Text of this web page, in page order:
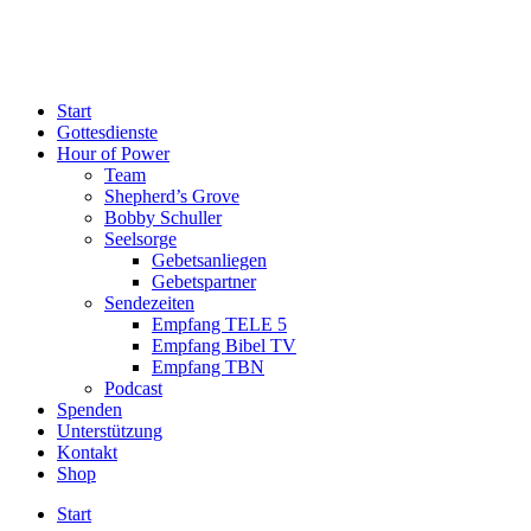
Start
Gottesdienste
Hour of Power
Team
Shepherd’s Grove
Bobby Schuller
Seelsorge
Gebetsanliegen
Gebetspartner
Sendezeiten
Empfang TELE 5
Empfang Bibel TV
Empfang TBN
Podcast
Spenden
Unterstützung
Kontakt
Shop
Start